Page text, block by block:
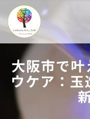
大阪市で
ウケア：